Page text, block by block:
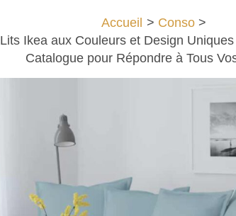
Accueil
Conso
Ikea aux Couleurs et Design
Catalogue pour Répondre à Tous